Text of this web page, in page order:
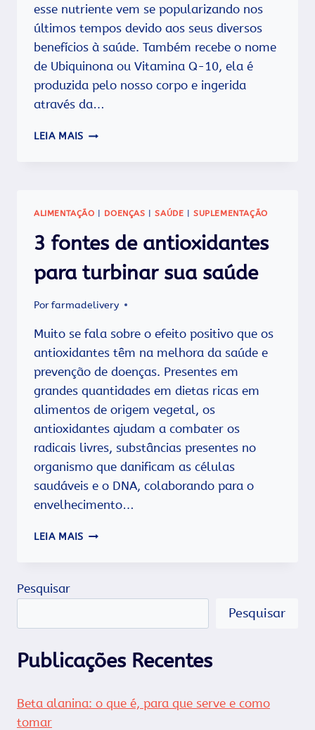
esse nutriente vem se popularizando nos
últimos tempos devido aos seus diversos
benefícios à saúde. Também recebe o nome
de Ubiquinona ou Vitamina Q-10, ela é
produzida pelo nosso corpo e ingerida
através da…
LEIA MAIS PRATICA
PRECISA
CONHECER
A
COENZIMA
Q-
10!
ALIMENTAÇÃO DOENÇAS |SAÚDE |SUPLEMENTAÇÃO
3 fontes de antioxidantes
para turbinar sua saúde
Porfarmadelivery
Muito se fala sobre o efeito positivo que os
antioxidantes têm na melhora da saúde e
prevenção de doenças. Presentes em
grandes quantidades em dietas ricas em
alimentos de origem vegetal, os
antioxidantes ajudam a combater os
radicais livres, substâncias presentes no
organismo que danificam as células
saudáveis e o DNA, colaborando para o
envelhecimento…
LEIA MAIS 3
Pesquisar
Pesquisar
Publicações Recentes
Beta alanina: o que é, para que serve e como
tomar